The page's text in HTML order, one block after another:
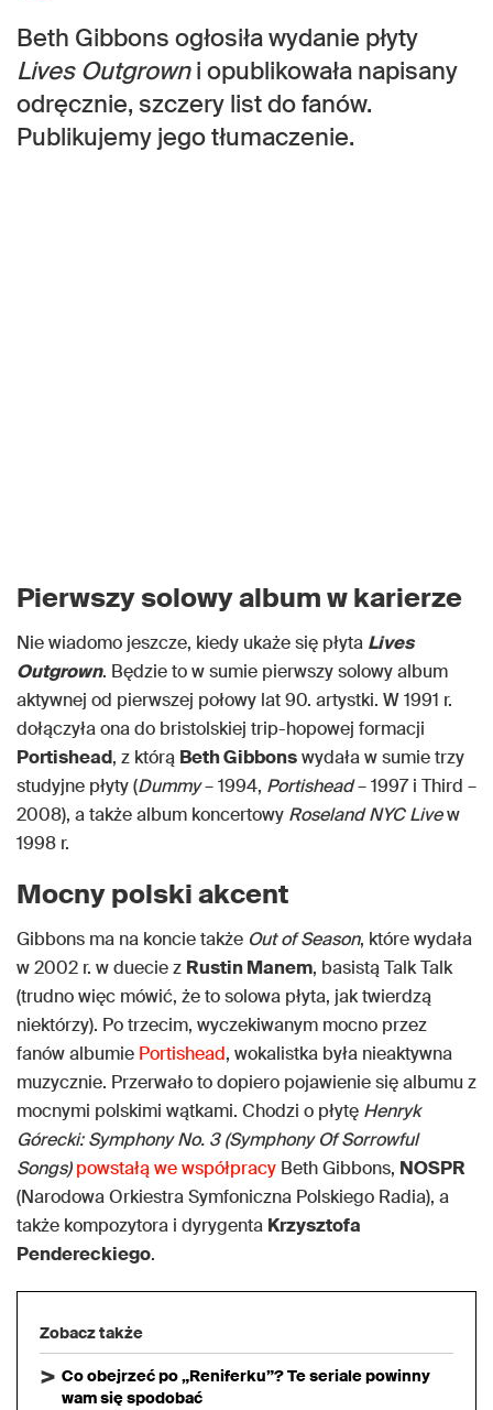
Beth Gibbons ogłosiła wydanie płyty
Lives Outgrowni opublikowała napisany
odręcznie, szczery list do fanów.
Publikujemy jego tłumaczenie.
Pierwszy solowy album w karierze
Nie wiadomo jeszcze, kiedy ukaże się płyta Lives
Outgrown. Będzie to w sumie pierwszy solowy album
aktywnej od pierwszej połowy lat 90. artystki. W 1991 r.
dołączyła ona do bristolskiej trip-hopowej formacji
Portishead, z którą Beth Gibbonswydała w sumie trzy
studyjne płyty (Dummy– 1994, Portishead– 1997 i Third –
2008), a także album koncertowy Roseland NYC Livew
1998 r.
Mocny polski akcent
Gibbons ma na koncie także Out of Season, które wydała
w 2002 r. w duecie z Rustin Manem, basistą Talk Talk
(trudno więc mówić, że to solowa płyta, jak twierdzą
niektórzy). Po trzecim, wyczekiwanym mocno przez
fanów albumie Portishead, wokalistka była nieaktywna
muzycznie. Przerwało to dopiero pojawienie się albumu z
mocnymi polskimi wątkami. Chodzi o płytę Henryk
Górecki: Symphony No. 3 (Symphony Of Sorrowful
Songs) powstałą we współpracy Beth Gibbons, NOSPR
(Narodowa Orkiestra Symfoniczna Polskiego Radia), a
także kompozytora i dyrygenta Krzysztofa
Pendereckiego.
Zobacz także
Co obejrzeć po „Reniferku”? Te seriale powinny
wam się spodobać